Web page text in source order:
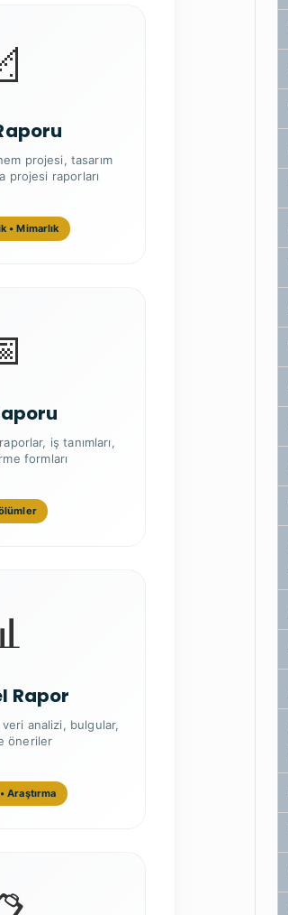
projesi, tasarım
projesi raporları
• Mimarlık
iş tanımları,
formları
Rapor
veri analizi, bulgular,
öneriler
Araştırma